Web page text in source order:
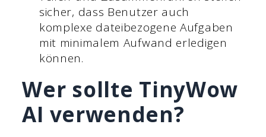
sicher, dass Benutzer auch
komplexe dateibezogene Aufgaben
mit minimalem Aufwand erledigen
können.
Wer sollte TinyWow
AI verwenden?